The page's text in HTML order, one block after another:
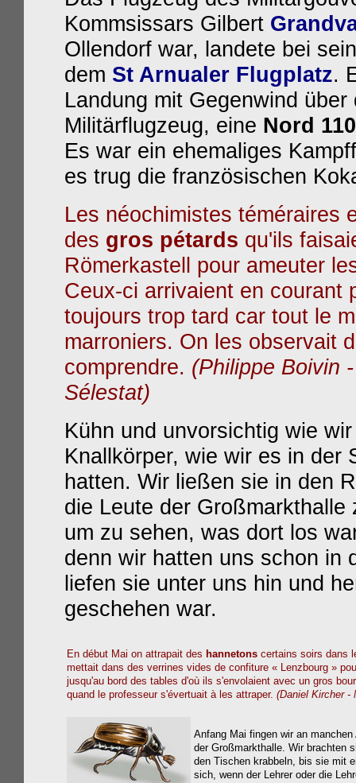
Kommsissars Gilbert
Ollendorf war, landete bei
dem St Arnual er Flugplatz.
Landung mit Gegenwind
Militärflugzeug, eine Nord
Es war ein ehemaliges
es trug die französischen
Les néochimistes téméraires
des gros pétards qu'ils
Römerkastell pour ameuter
Ceux-ci arrivaient en courant
toujours trop tard car tout le
marroniers. On les observait
comprendre. (Philippe Boivin
Sélestat)
Kühn und unvorsichtig wie
Knallkörper, wie wir es in der
hatten. Wir ließen sie in den
die Leute der
um zu sehen, was dort los
denn wir hatten uns schon in
liefen sie unter uns hin und
geschehen war.
En début Mai on attrapaitdes hannetonscertains soirs dans
mettait dans des verrines vides de confiture « Lenzbourg »
jusqu'au bord des tables d'où ils s'envolaient avec un gros
quand le professeur s'évertuait àles attraper. (Daniel Kircher -
Anfang Mai fingen wir an
der Großmarkthalle. Wir brachten
den Tischen krabbeln, bis sie mit
sich, wenn der Lehrer oder die